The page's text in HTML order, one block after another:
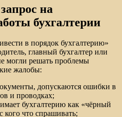
на
бухгалтерии
в порядок бухгалтерию»
главный бухгалтер или
могли решать проблемы
жалобы:
допускаются ошибки в
и проводках;
бухгалтерию как «чёрный
кого что спрашивать;